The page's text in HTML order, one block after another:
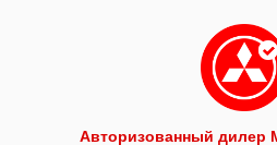
Авторизованный дилер